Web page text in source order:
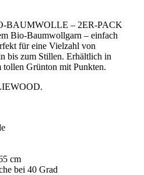
BAUMWOLLE – 2ER-PACK
Bio-Baumwollgarn – einfach
für eine Vielzahl von
bis zum Stillen. Erhältlich in
Grünton mit Punkten.
cm
bei 40 Grad